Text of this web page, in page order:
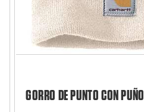
GORRO DE PUNTO CON PUÑO